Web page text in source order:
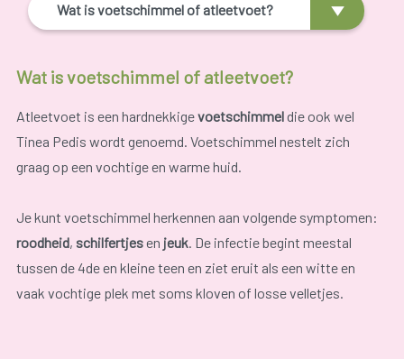
Wat is voetschimmel of atleetvoet?
Wat is voetschimmel of atleetvoet?
Atleetvoet is een hardnekkigevoetschimmeldie ook wel
Tinea Pedis wordt genoemd. Voetschimmel nestelt zich
graag op een vochtige en warme huid.
Je kunt voetschimmel herkennen aan volgende symptomen:
roodheid, schilfertjesen jeuk. De infectie begint meestal
tussen de 4de en kleine teen en ziet eruit als een witte en
vaak vochtige plek met soms kloven of losse velletjes.